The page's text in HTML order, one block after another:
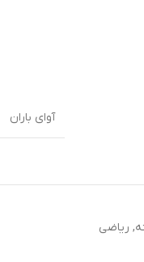
آوای باران
, ریاضی